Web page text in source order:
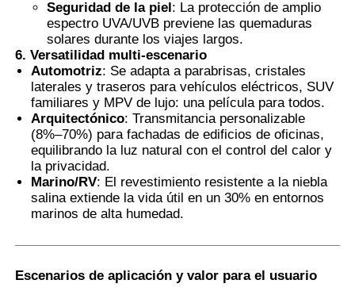
Seguridad de la piel : La protección de amplio
espectro UVA/UVB previene las quemaduras
solares durante los viajes largos.
6. Versatilidad multi-escenario
Automotriz: Se adapta a parabrisas, cristales
laterales y traseros para vehículos eléctricos, SUV
familiares y MPV de lujo: una película para todos.
Arquitectónico: Transmitancia personalizable
(8%–70%) para fachadas de edificios de oficinas,
equilibrando la luz natural con el control del calor y
la privacidad.
Marino/RV: El revestimiento resistente a la niebla
salina extiende la vida útil en un 30% en entornos
marinos de alta humedad.
Escenarios de aplicación y valor para el usuario